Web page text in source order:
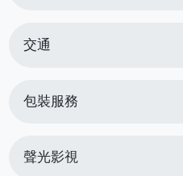
交通
包裝服務
聲光影視